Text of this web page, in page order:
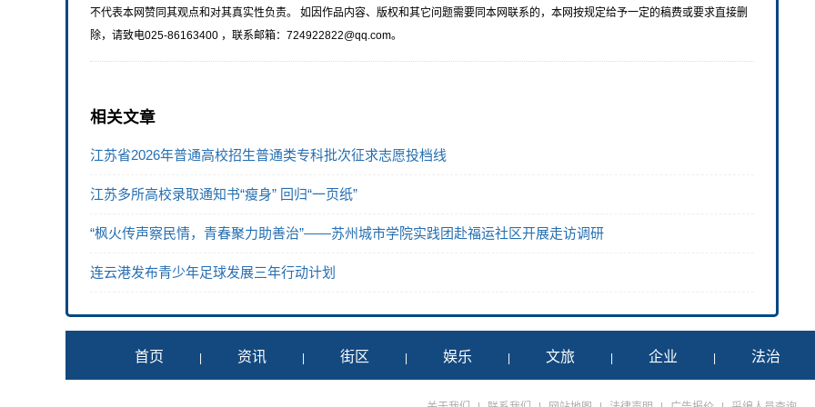
不代表本网赞同其观点和对其真实性负责。 如因作品内容、版权和其它问题需要同本网联系的，本网按规定给予一定的稿费或要求直接删
除，请致电025-86163400 ，联系邮箱：724922822@qq.com。
相关文章
江苏省2026年普通高校招生普通类专科批次征求志愿投档线
江苏多所高校录取通知书“瘦身” 回归“一页纸”
“枫火传声察民情，青春聚力助善治”——苏州城市学院实践团赴福运社区开展走访调研
连云港发布青少年足球发展三年行动计划
首页 资讯 街区 娱乐 文旅 企业 法治